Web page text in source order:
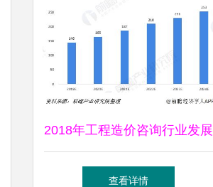
2018年工程造价咨询行业发展
现状分析 市政工程领域发展
查看详情